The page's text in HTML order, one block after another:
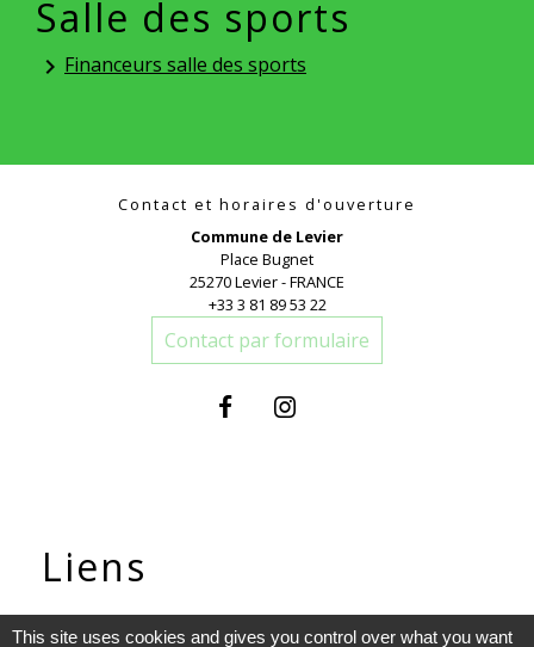
Salle des sports
keyboard_arrow_right Financeurs salle des sports
Contact et horaires d'ouverture
Commune de Levier
Place Bugnet
25270 Levier - FRANCE
+33 3 81 89 53 22
Contact par formulaire
Liens
Communauté de communes
This site uses cookies and gives you control over what you want